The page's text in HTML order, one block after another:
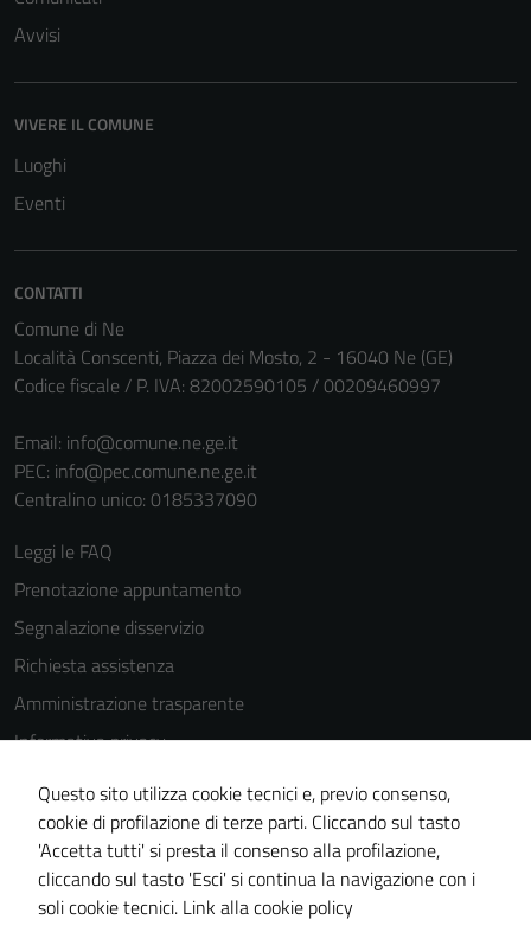
Avvisi
VIVERE IL COMUNE
Luoghi
Eventi
CONTATTI
Comune di Ne
Località Conscenti, Piazza dei Mosto, 2 - 16040 Ne (GE)
Codice fiscale / P. IVA: 82002590105 / 00209460997
Email: info@comune.ne.ge.it
PEC: info@pec.comune.ne.ge.it
Centralino unico: 0185337090
Leggi le FAQ
Prenotazione appuntamento
Segnalazione disservizio
Richiesta assistenza
Amministrazione trasparente
Informativa privacy
Cookie Policy
Note legali
Dichiarazione di accessibilità
Piano di miglioramento del sito
Questo sito utilizza cookie tecnici e, previo consenso,
cookie di profilazione di terze parti. Cliccando sul tasto
'Accetta tutti' si presta il consenso alla profilazione,
cliccando sul tasto 'Esci' si continua la navigazione con i
soli cookie tecnici. Link alla cookie policy
personali.